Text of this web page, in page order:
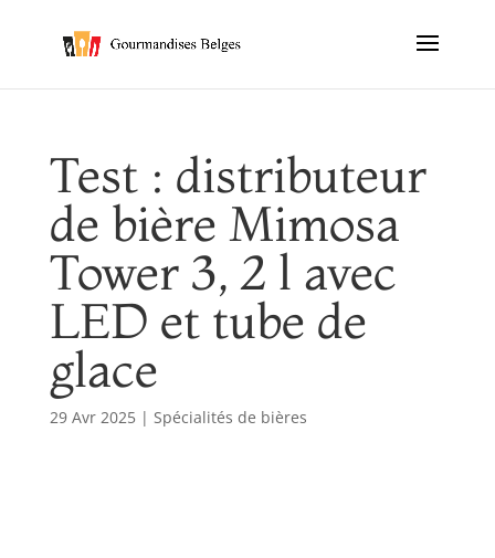
Test : distributeur
de bière Mimosa
Tower 3, 2 l avec
LED et tube de
glace
29 Avr 2025| Spécialités de bières